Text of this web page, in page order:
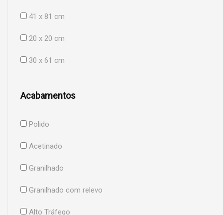
41 x 81 cm
20 x 20 cm
30 x 61 cm
Acabamentos
Polido
Acetinado
Granilhado
Granilhado com relevo
Alto Tráfego